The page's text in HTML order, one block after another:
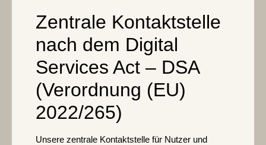
Zentrale Kontaktstelle
nach dem Digital
Services Act – DSA
(Verordnung (EU)
2022/265)
Unsere zentrale Kontaktstelle für Nutzer und